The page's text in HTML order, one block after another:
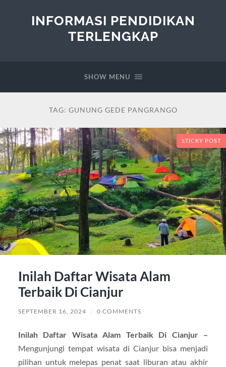
INFORMASI PENDIDIKAN
TERLENGKAP
SHOW MENU
TAG: GUNUNG GEDE PANGRANGO
STICKY POST
Inilah Daftar Wisata Alam
Terbaik Di Cianjur
SEPTEMBER 16, 2024 / 0 COMMENTS
Inilah Daftar Wisata Alam Terbaik Di Cianjur –
Mengunjungi tempat wisata di Cianjur bisa menjadi
pilihan untuk melepas penat saat liburan atau akhir